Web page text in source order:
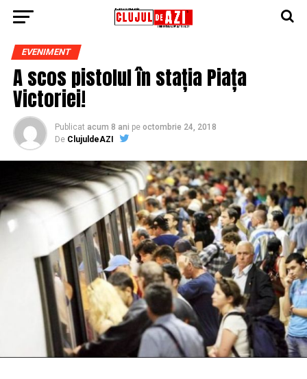
EVENIMENT
A scos pistolul în stația Piața
Victoriei!
Publicat acum 8 ani pe octombrie 24, 2018
De ClujuldeAZI